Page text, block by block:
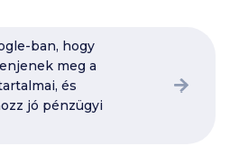
ban, hogy
meg a
és
jó pénzügyi